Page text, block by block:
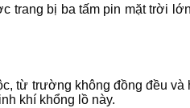
trang bị ba tấm pin mặt trời
từ trường không đồng đều và
khí khổng lồ này.